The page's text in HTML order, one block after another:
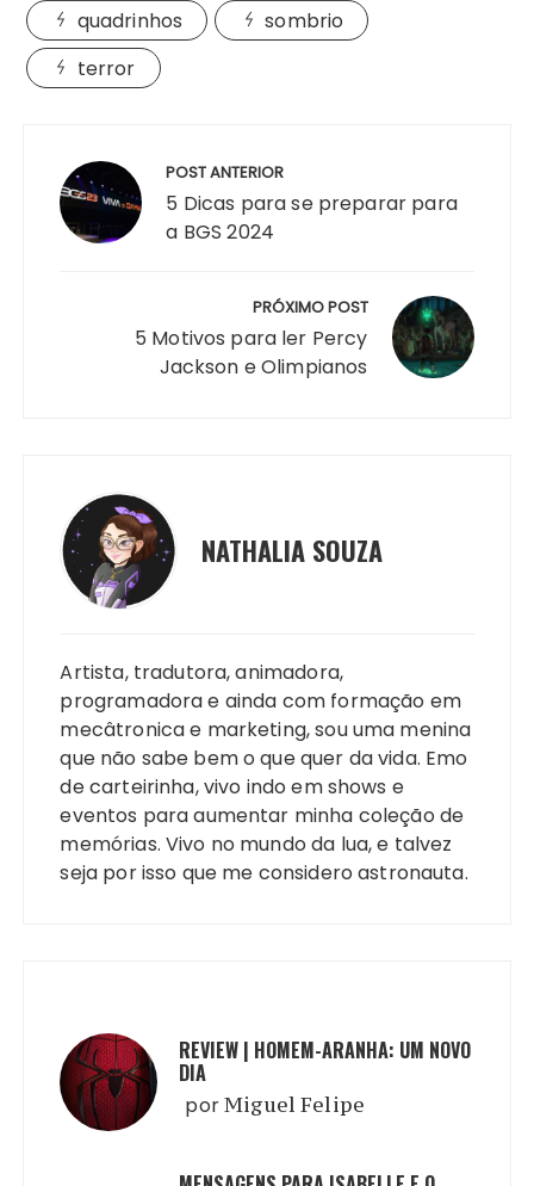
quadrinhos
sombrio
terror
Post
POST ANTERIOR
5 Dicas para se preparar para
a BGS 2024
PRÓXIMO POST
5 Motivos para ler Percy
Jackson e Olimpianos
NATHALIA SOUZA
Artista, tradutora, animadora,
programadora e ainda com formação em
mecâtronica e marketing, sou uma menina
que não sabe bem o que quer da vida. Emo
de carteirinha, vivo indo em shows e
eventos para aumentar minha coleção de
memórias. Vivo no mundo da lua, e talvez
seja por isso que me considero astronauta.
REVIEW | HOMEM-ARANHA: UM NOVO
DIA
porMiguel Felipe